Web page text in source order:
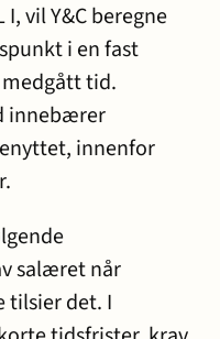
vil Y&C beregne
i en fast
tid.
innebærer
innenfor
salæret når
tilsier det. I